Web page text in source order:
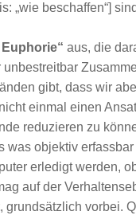
„wie beschaffen“]
aus, die
gibt, dass wir
einmal einen
reduzieren zu
was objektiv
erledigt werden,
auf der
, grundsätzlich vorbei.